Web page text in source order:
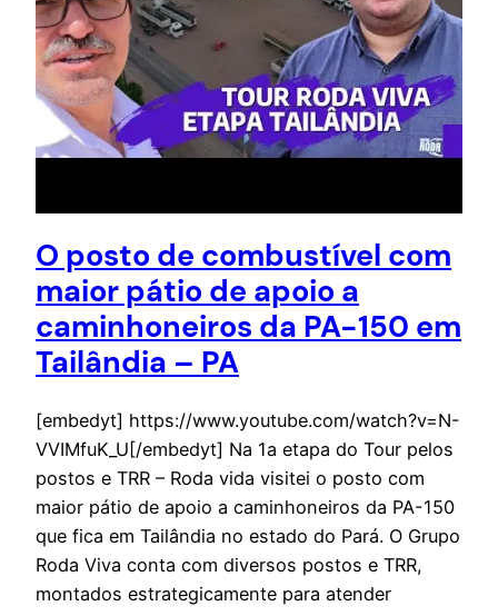
O posto de combustível com
maior pátio de apoio a
caminhoneiros da PA-150 em
Tailândia – PA
[embedyt] https://www.youtube.com/watch?v=N-
VVIMfuK_U[/embedyt] Na 1a etapa do Tour pelos
postos e TRR – Roda vida visitei o posto com
maior pátio de apoio a caminhoneiros da PA-150
que fica em Tailândia no estado do Pará. O Grupo
Roda Viva conta com diversos postos e TRR,
montados estrategicamente para atender